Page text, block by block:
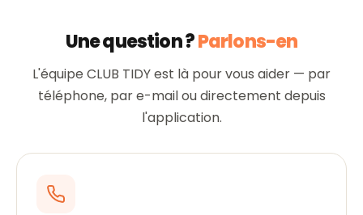
Une question ?Parlons-en
L'équipe CLUB TIDY est là pour vous aider — par
téléphone, par e-mail ou directement depuis
l'application.